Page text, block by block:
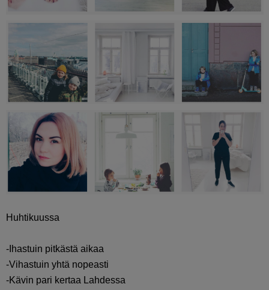
Huhtikuussa
-Ihastuin pitkästä aikaa
-Vihastuin yhtä nopeasti
-Kävin pari kertaa Lahdessa